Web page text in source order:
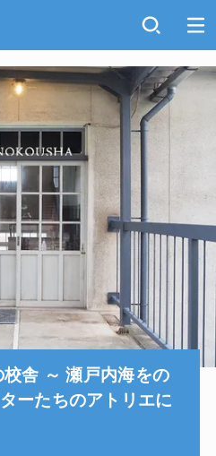
舎 ～ 瀬戸内海をの
ーたちのアトリエに